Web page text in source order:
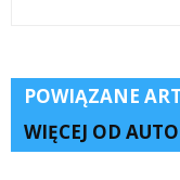
POWIĄZANE
WIĘCEJ OD